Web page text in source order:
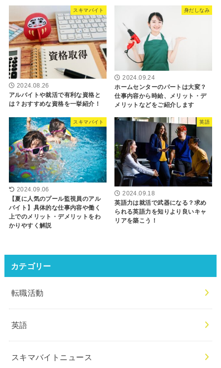
スキマバイト
2024.08.26
アルバイトや就活で有利な資格と
は？おすすめな資格を一挙紹介！
身だしなみ
2024.09.24
ホームセンターのパートは大変？
仕事内容から時給、メリット・デ
メリットなどをご紹介します
スキマバイト
2024.09.06
【夏に人気のプール監視員のアル
バイト】具体的な仕事内容や働く
上でのメリット・デメリットをわ
かりやすく解説
英語
2024.09.18
英語力は就活で武器になる？求め
られる英語力を知りより良いキャ
リアを築こう！
カテゴリー
転職活動
英語
スキマバイトニュース